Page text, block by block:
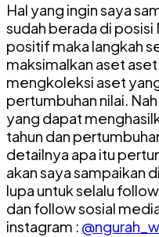
Hal yang ingin saya
sudah berada di
positif maka langkah
maksimalkan aset
mengkoleksi aset
pertumbuhan nilai.
yang dapat
tahun dan
detailnya apa itu
akan saya sampaikan
lupa untuk selalu
dan follow sosial
instagram :